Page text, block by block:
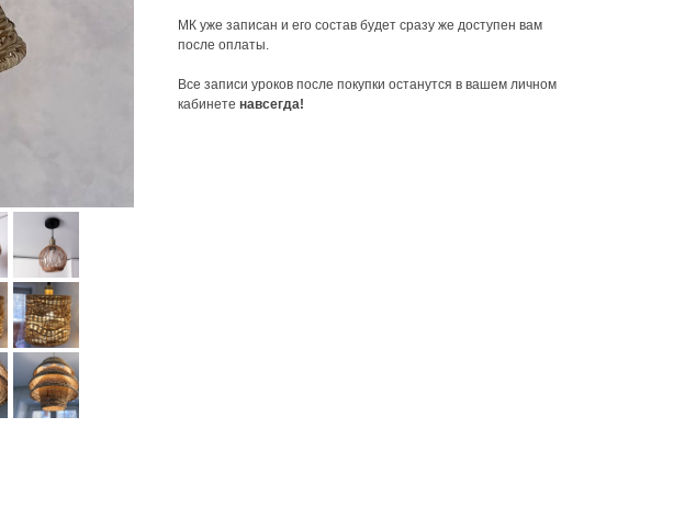
МК уже записан и его состав будет сразу же доступен вам
после оплаты.
Все записи уроков после покупки останутся в вашем личном
кабинете навсегда!